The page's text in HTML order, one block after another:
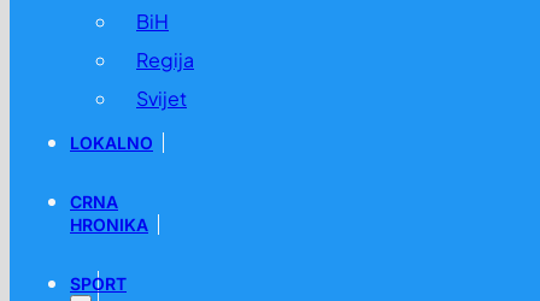
BiH
Regija
Svijet
LOKALNO
CRNA
HRONIKA
SPORT